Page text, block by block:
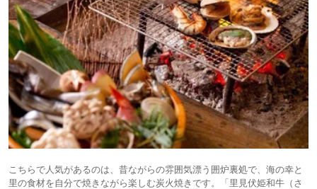
こちらで人気があるのは、昔ながらの雰囲気漂う囲炉裏処で、海の幸と
里の食材を自分で焼きながら楽しむ炭火焼きです。「里見伏姫和牛（さ